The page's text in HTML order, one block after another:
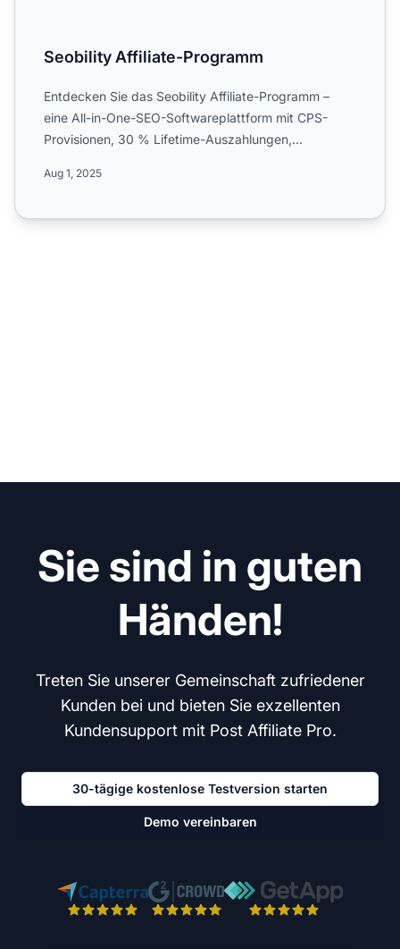
Seobility Affiliate-Programm
Entdecken Sie das Seobility Affiliate-Programm –
eine All-in-One-SEO-Softwareplattform mit CPS-
Provisionen, 30 % Lifetime-Auszahlungen,
Aug 1, 2025
Sie sind in guten
Händen!
Treten Sie unserer Gemeinschaft zufriedener
Kunden bei und bieten Sie exzellenten
Kundensupport mit Post Affiliate Pro.
30-tägige kostenlose Testversion starten
Demo vereinbaren